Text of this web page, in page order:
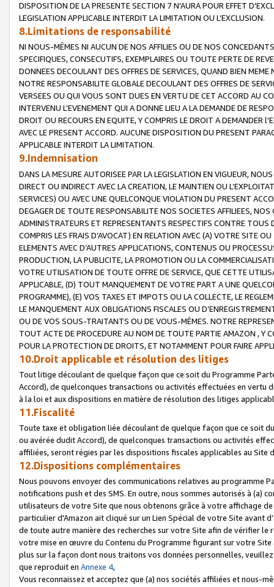
DISPOSITION DE LA PRESENTE SECTION 7 N'AURA POUR EFFET
LEGISLATION APPLICABLE INTERDIT LA LIMITATION OU L’EXCLUSION.
8.Limitations de responsabilité
NI NOUS-MÊMES NI AUCUN DE NOS AFFILIES OU DE NOS
SPECIFIQUES, CONSECUTIFS, EXEMPLAIRES OU TOUTE PERTE DE
DONNEES DECOULANT DES OFFRES DE SERVICES, QUAND BIEN
NOTRE RESPONSABILITE GLOBALE DECOULANT DES OFFRES DE
VERSEES OU QUI VOUS SONT DUES EN VERTU DE CET ACCORD AU
INTERVENU L’EVENEMENT QUI A DONNE LIEU A LA DEMANDE DE
DROIT OU RECOURS EN EQUITE, Y COMPRIS LE DROIT A DEMANDER
AVEC LE PRESENT ACCORD. AUCUNE DISPOSITION DU PRESENT
APPLICABLE INTERDIT LA LIMITATION.
9.Indemnisation
DANS LA MESURE AUTORISEE PAR LA LEGISLATION EN VIGUEUR,
DIRECT OU INDIRECT AVEC LA CREATION, LE MAINTIEN OU
SERVICES) OU AVEC UNE QUELCONQUE VIOLATION DU PRESENT
DEGAGER DE TOUTE RESPONSABILITE NOS SOCIETES AFFILIEES,
ADMINISTRATEURS ET REPRESENTANTS RESPECTIFS CONTRE
COMPRIS LES FRAIS D’AVOCAT) EN RELATION AVEC (A) VOTRE SITE
ELEMENTS AVEC D’AUTRES APPLICATIONS, CONTENUS OU
PRODUCTION, LA PUBLICITE, LA PROMOTION OU LA
VOTRE UTILISATION DE TOUTE OFFRE DE SERVICE, QUE CETTE
APPLICABLE, (D) TOUT MANQUEMENT DE VOTRE PART A UNE
PROGRAMME), (E) VOS TAXES ET IMPOTS OU LA COLLECTE, LE
LE MANQUEMENT AUX OBLIGATIONS FISCALES OU
OU DE VOS SOUS-TRAITANTS OU DE VOUS-MÊMES. NOTRE
TOUT ACTE DE PROCEDURE AU NOM DE TOUTE PARTIE AMAZON , Y
POUR LA PROTECTION DE DROITS, ET NOTAMMENT POUR FAIRE
10.Droit applicable et résolution des litiges
Tout litige découlant de quelque façon que ce soit du Programme
Accord), de quelconques transactions ou activités effectuées en vertu
à la loi et aux dispositions en matière de résolution des litiges
11.Fiscalité
Toute taxe et obligation liée découlant de quelque façon que ce soit
ou avérée dudit Accord), de quelconques transactions ou activités
affiliées, seront régies par les dispositions fiscales applicables au Site
12.Dispositions complémentaires
Nous pouvons envoyer des communications relatives au programme
notifications push et des SMS. En outre, nous sommes autorisés à
utilisateurs de votre Site que nous obtenons grâce à votre affichage
particulier d'Amazon ait cliqué sur un Lien Spécial de votre Site avant
de toute autre manière des recherches sur votre Site afin de vérifier
votre mise en œuvre du Contenu du Programme figurant sur votre
plus sur la façon dont nous traitons vos données personnelles,
que reproduit en Annexe 4,
Vous reconnaissez et acceptez que (a) nos sociétés affiliées et nous-